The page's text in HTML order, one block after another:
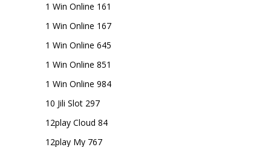
1 Win Online 161
1 Win Online 167
1 Win Online 645
1 Win Online 851
1 Win Online 984
10 Jili Slot 297
12play Cloud 84
12play My 767